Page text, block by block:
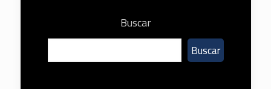
Buscar
Buscar